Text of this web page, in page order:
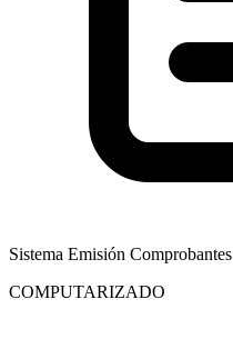
Sistema Emisión Comprobantes
COMPUTARIZADO